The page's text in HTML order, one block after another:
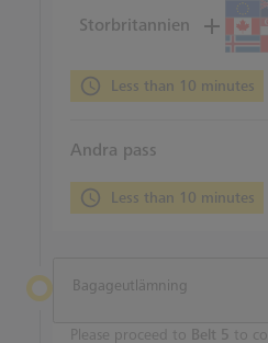
Storbritannien
Less than 10 minutes
Andra pass
Less than 10 minutes
Bagageutlämning
Please proceed to Belt 5 to